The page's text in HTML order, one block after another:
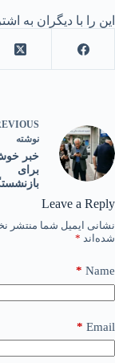
این را با دیگران به
نوشته
خبر
برای
Leave a Reply
نشانی ایمیل شما منتشر
شده‌اند *
Name
*
Email
*